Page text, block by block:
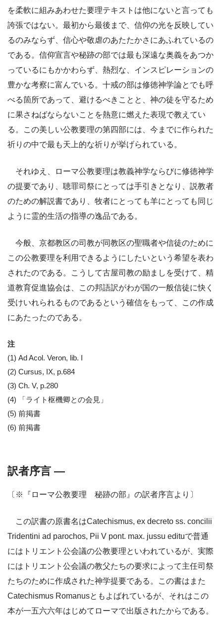
を柔軟に組みあわせた要理テキストは他にないと言っても
誇張ではない。最初から最後まで、信仰の光を反映してい
るのみならず、信心や敬虐のあたたかさにあふれているの
である。信仰宣言や秘跡の部では最も深遠な奥義をあつか
っているにもかかわらず、熱烈な、インスピレーションの
豊かな考察に富んでいる。十戒の部は修徳神学論とでも呼
べる箇所であって、避けるべきことと、神の徒を守るため
に果さねばならないことを熱意に燃えた表現で教えてい
る。この美しい公教要理の第四部には、今までに作られた
祈りの中で最も天上的な祈りが挙げられている。
それゆえ、ローマ公教要理は教義神学ならびに修徳神学
の提要であり、聴罪司祭にとっては手引きとなり、説教者
のための解説書であり、牧者にとっても羊にとっても同じ
ように霊的生活の指導の逸品である。
今般、京都教区の司教が同教区の聖職者や信徒のために
この公教要理を利用できるようにしたいという希望を表わ
されたのである。こうして古屋司教の励ましを受けて、精
道教育促進協会は、この邦語訳がわが国の一般信徒に快く
受けいれられるものであるという確信をもって、この作成
にあたったのである。
注
(1) Ad Acol. Veron, lib. I
(2) Cursus, IX, p.684
(3) Ch. V, p.280
(4) 「ライト枢機卿との会見」
(5) 前掲書
(6) 前掲書
訳者序言 ―
〔※『ローマ公教要理 秘跡の部』の訳者序言より〕
この訳書の原書名はCatechismus, ex decreto ss. concilii
Tridentini ad parochos, Pii V pont. max. jussu edituで普通
にはトリエント公会議の公教要理といわれているが、実際
にはトリエント公会議の教父たちの要求によって主任司祭
たちのために作成された神学提要である。この書はまた
Catechismus Romanusともよばれているが、それはこの
本が一五六六年はじめてローマで出版されたからである。